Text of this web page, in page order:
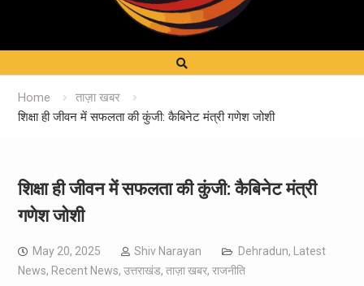
Home
ताज़ा खबर
शिक्षा ही जीवन में सफलता की कुंजी: कैबिनेट मंत्री गणेश जोशी
शिक्षा ही जीवन में सफलता की कुंजी: कैबिनेट मंत्री
गणेश जोशी
May 20, 2025 Shiv Narayan Dehradun, Latest
News, Recent News, उत्तराखंड, ताज़ा खबर, राजनीति